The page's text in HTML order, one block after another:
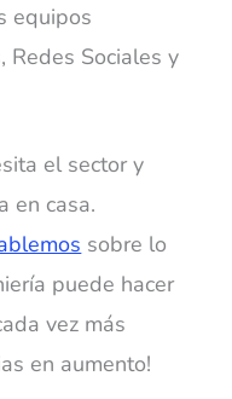
equipos
Redes Sociales y
el sector y
en casa.
sobre lo
puede hacer
vez más
en aumento!